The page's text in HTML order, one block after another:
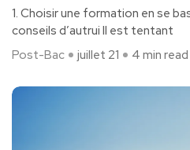
1. Choisir une formation en se
conseils d’autrui Il est tentant
Post-Bac
juillet 21 4 min read